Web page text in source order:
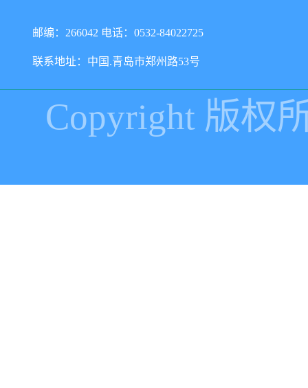
邮编：266042 电话：0532-84022725
联系地址：中国.青岛市郑州路53号
Copyright 版权